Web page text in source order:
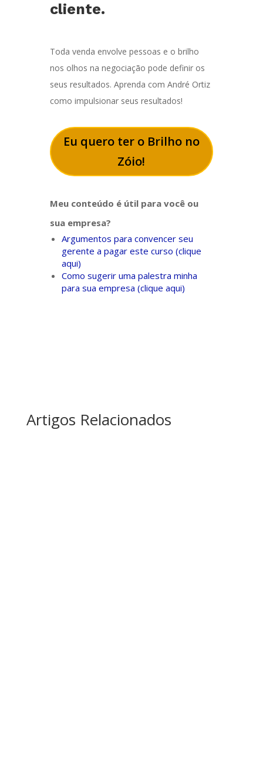
cliente.
Toda venda envolve pessoas e o brilho
nos olhos na negociação pode definir os
seus resultados. Aprenda com André Ortiz
como impulsionar seus resultados!
Eu quero ter o Brilho no
Zóio!
Meu conteúdo é útil para você ou
sua empresa?
Argumentos para convencer seu
gerente a pagar este curso (clique
aqui)
Como sugerir uma palestra minha
para sua empresa (clique aqui)
Artigos Relacionados